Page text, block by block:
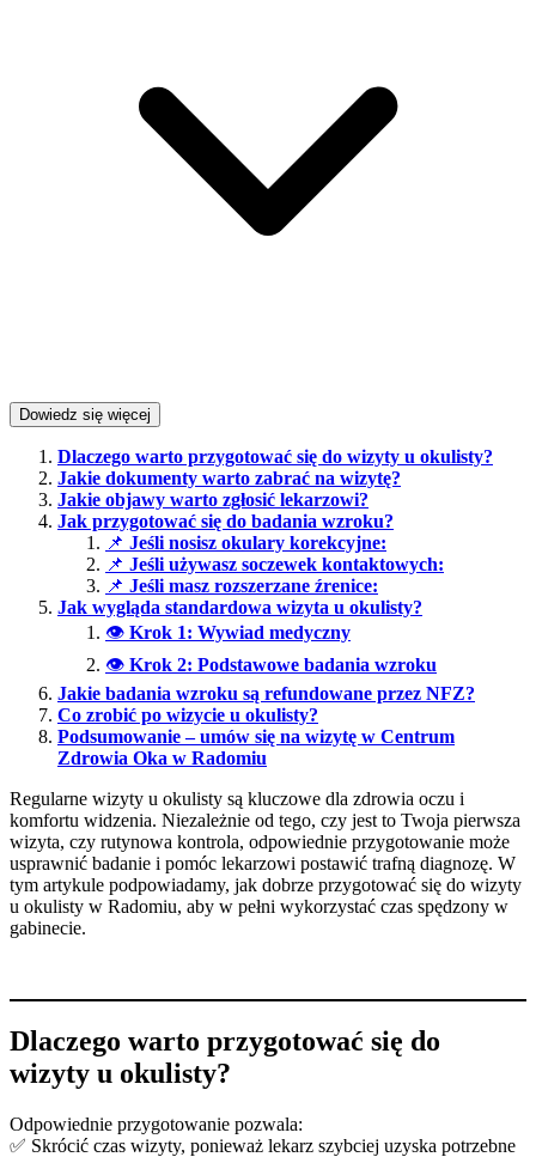
Dowiedz się więcej
Dlaczego warto przygotować się do wizyty u okulisty?
Jakie dokumenty warto zabrać na wizytę?
Jakie objawy warto zgłosić lekarzowi?
Jak przygotować się do badania wzroku?
📌 Jeśli nosisz okulary korekcyjne:
📌 Jeśli używasz soczewek kontaktowych:
📌 Jeśli masz rozszerzane źrenice:
Jak wygląda standardowa wizyta u okulisty?
👁 Krok 1: Wywiad medyczny
👁 Krok 2: Podstawowe badania wzroku
Jakie badania wzroku są refundowane przez NFZ?
Co zrobić po wizycie u okulisty?
Podsumowanie – umów się na wizytę w Centrum
Zdrowia Oka w Radomiu
Regularne wizyty u okulisty są kluczowe dla zdrowia oczu i
komfortu widzenia. Niezależnie od tego, czy jest to Twoja pierwsza
wizyta, czy rutynowa kontrola, odpowiednie przygotowanie może
usprawnić badanie i pomóc lekarzowi postawić trafną diagnozę. W
tym artykule podpowiadamy, jak dobrze przygotować się do wizyty
u okulisty w Radomiu, aby w pełni wykorzystać czas spędzony w
gabinecie.
Dlaczego warto przygotować się do
wizyty u okulisty?
Odpowiednie przygotowanie pozwala:
✅ Skrócić czas wizyty, ponieważ lekarz szybciej uzyska potrzebne